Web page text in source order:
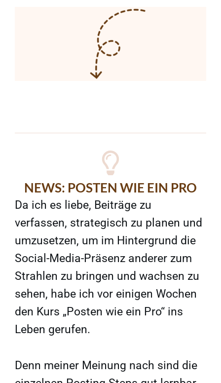
NEWS: POSTEN WIE EIN PRO
Da ich es liebe, Beiträge zu
verfassen, strategisch zu planen und
umzusetzen, um im Hintergrund die
Social-Media-Präsenz anderer zum
Strahlen zu bringen und wachsen zu
sehen, habe ich vor einigen Wochen
den Kurs „Posten wie ein Pro“ ins
Leben gerufen.
Denn meiner Meinung nach sind die